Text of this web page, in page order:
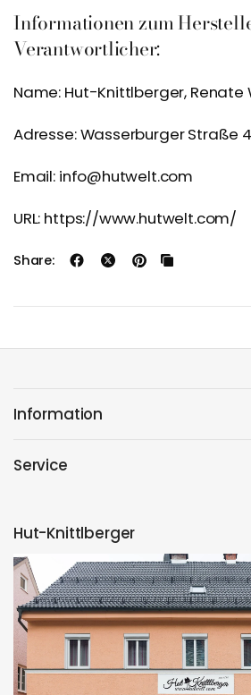
Informationen zum
Verantwortlicher:
Name: Hut-Knittlberger, Renate
Adresse: Wasserburger Straße 4
Email: info@hutwelt.com
URL: https://www.hutwelt.com/
Share:
Information
Service
Hut-Knittlberger